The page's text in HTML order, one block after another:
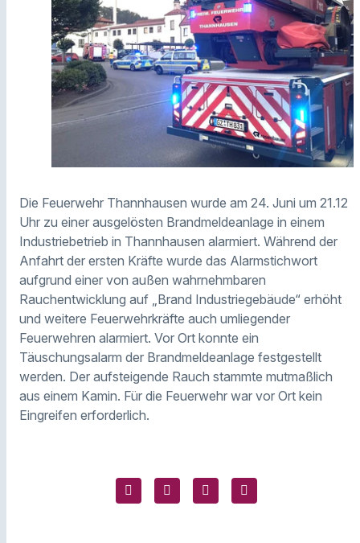
Die Feuerwehr Thannhausen wurde am 24. Juni um 21.12
Uhr zu einer ausgelösten Brandmeldeanlage in einem
Industriebetrieb in Thannhausen alarmiert. Während der
Anfahrt der ersten Kräfte wurde das Alarmstichwort
aufgrund einer von außen wahrnehmbaren
Rauchentwicklung auf „Brand Industriegebäude“ erhöht
und weitere Feuerwehrkräfte auch umliegender
Feuerwehren alarmiert. Vor Ort konnte ein
Täuschungsalarm der Brandmeldeanlage festgestellt
werden. Der aufsteigende Rauch stammte mutmaßlich
aus einem Kamin. Für die Feuerwehr war vor Ort kein
Eingreifen erforderlich.